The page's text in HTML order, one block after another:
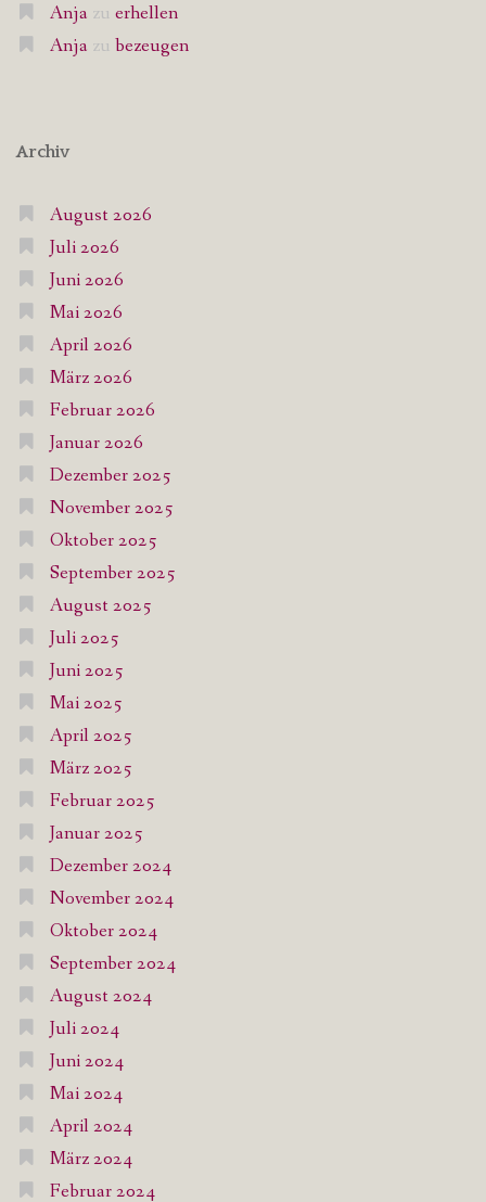
Anja zu erhellen
Anja zu bezeugen
Archiv
August 2026
Juli 2026
Juni 2026
Mai 2026
April 2026
März 2026
Februar 2026
Januar 2026
Dezember 2025
November 2025
Oktober 2025
September 2025
August 2025
Juli 2025
Juni 2025
Mai 2025
April 2025
März 2025
Februar 2025
Januar 2025
Dezember 2024
November 2024
Oktober 2024
September 2024
August 2024
Juli 2024
Juni 2024
Mai 2024
April 2024
März 2024
Februar 2024